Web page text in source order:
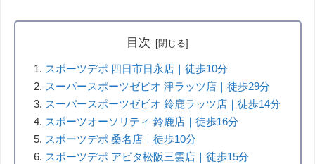
目次
スポーツデポ 四日市日永店｜徒歩10分
スーパースポーツゼビオ 津ラッツ店｜徒歩29分
スーパースポーツゼビオ 鈴鹿ラッツ店｜徒歩14分
スポーツオーソリティ 鈴鹿店｜徒歩16分
スポーツデポ 桑名店｜徒歩10分
スポーツデポ アピタ松阪三雲店｜徒歩15分